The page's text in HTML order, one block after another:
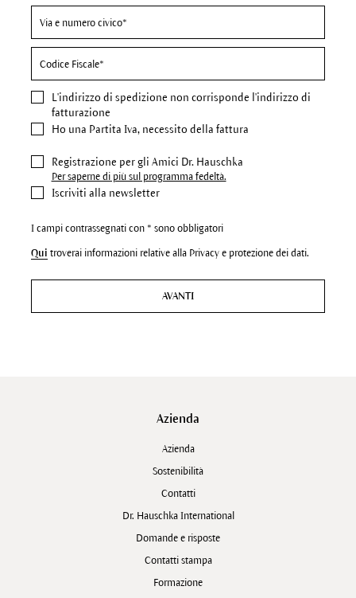
L'indirizzo di spedizione non corrisponde l'indirizzo di
fatturazione
Ho una Partita Iva, necessito della fattura
Registrazione per gli Amici Dr. Hauschka
Per saperne di più sul programma fedeltà.
Iscriviti alla newsletter
I campi contrassegnati con * sono obbligatori
Qui troverai informazioni relative alla Privacy e protezione dei dati.
AVANTI
Azienda
Azienda
Sostenibilità
Contatti
Dr. Hauschka International
Domande e risposte
Contatti stampa
Formazione